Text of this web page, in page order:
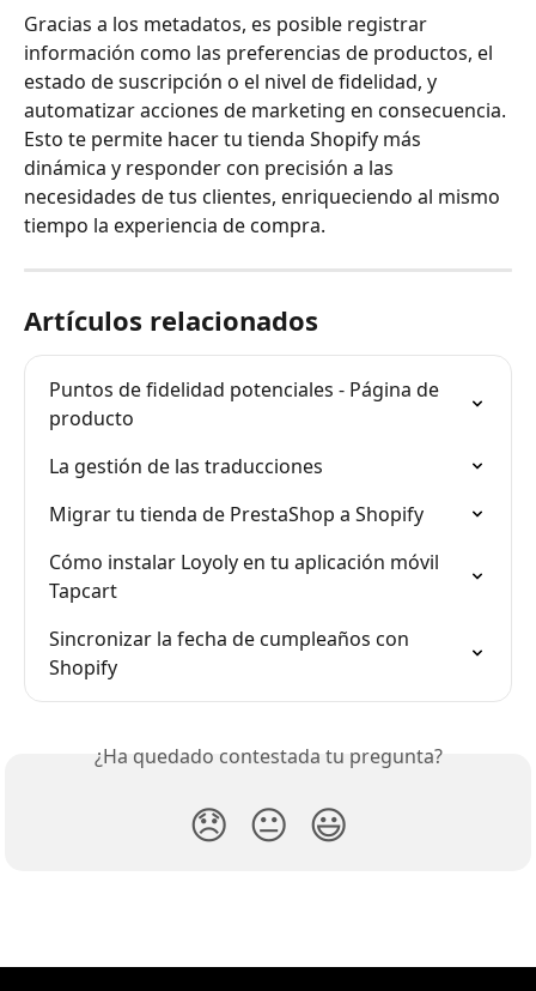
Gracias a los metadatos, es posible registrar
información como las preferencias de productos, el
estado de suscripción o el nivel de fidelidad, y
automatizar acciones de marketing en consecuencia.
Esto te permite hacer tu tienda Shopify más
dinámica y responder con precisión a las
necesidades de tus clientes, enriqueciendo al mismo
tiempo la experiencia de compra.
Artículos relacionados
Puntos de fidelidad potenciales - Página de
producto
La gestión de las traducciones
Migrar tu tienda de PrestaShop a Shopify
Cómo instalar Loyoly en tu aplicación móvil
Tapcart
Sincronizar la fecha de cumpleaños con
Shopify
¿Ha quedado contestada tu pregunta?
😞 😐 😃